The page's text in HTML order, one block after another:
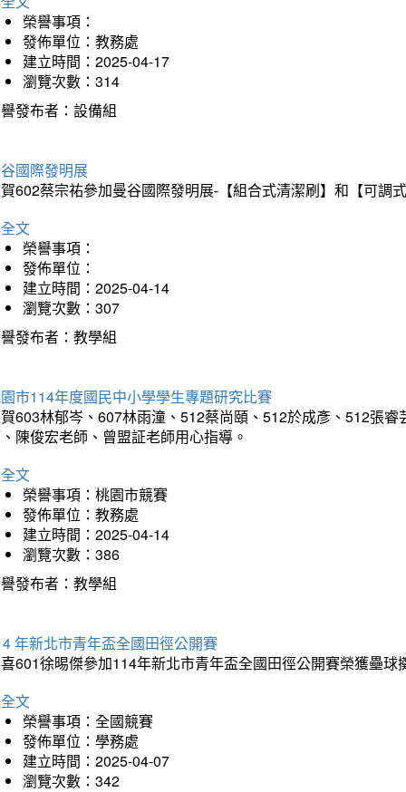
榮譽事項：
發佈單位：教務處
建立時間：2025-04-17
瀏覽次數：314
發布者：設備組
國際發明展
602蔡宗祐參加曼谷國際發明展-【組合式清潔刷】和【可調
文
榮譽事項：
發佈單位：
建立時間：2025-04-14
瀏覽次數：307
發布者：教學組
市114年度國民中小學學生專題研究比賽
603林郁岑、607林雨潼、512蔡尚頤、512於成彥、512張
陳俊宏老師、曾盟証老師用心指導。
文
榮譽事項：桃園市競賽
發佈單位：教務處
建立時間：2025-04-14
瀏覽次數：386
發布者：教學組
年新北市青年盃全國田徑公開賽
601徐晹傑參加114年新北市青年盃全國田徑公開賽榮獲壘
文
榮譽事項：全國競賽
發佈單位：學務處
建立時間：2025-04-07
瀏覽次數：342